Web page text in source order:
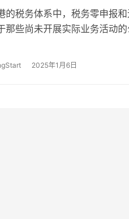
的税务体系中，税务零申报
那些尚未开展实际业务活动
2025年1月6日